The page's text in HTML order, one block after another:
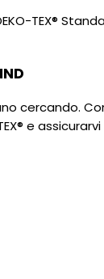
TEX®
cercando.
e